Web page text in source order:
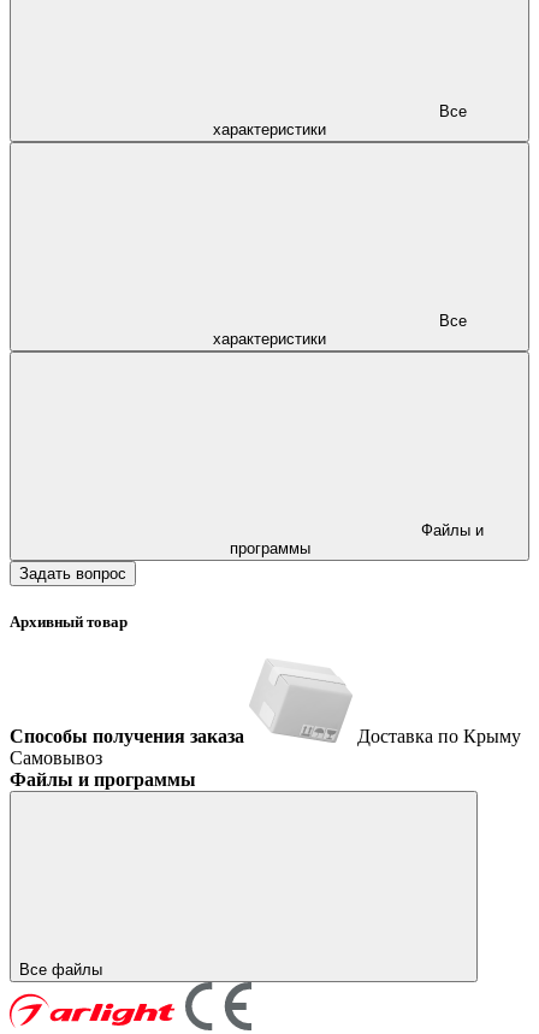
характеристики
характеристики
программы
Задать вопрос
Архивный товар
Способы получения заказа
Доставка по Крыму
Самовывоз
Файлы и программы
Все файлы